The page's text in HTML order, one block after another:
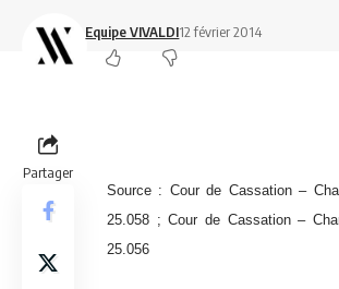
Equipe VIVALDI12 février 2014
Partager
Source : Cour de Cassation –
25.058 ; Cour de Cassation –
25.056